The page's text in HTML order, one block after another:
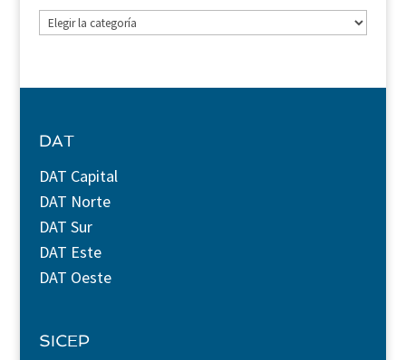
Categorías
DAT
DAT Capital
DAT Norte
DAT Sur
DAT Este
DAT Oeste
SICEP